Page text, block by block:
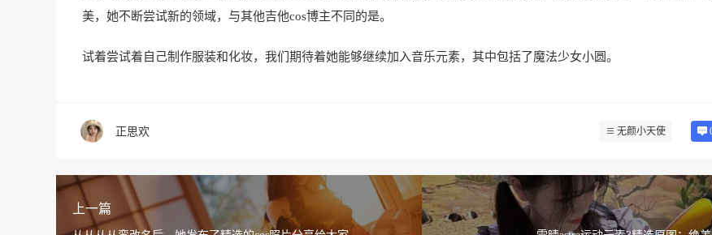
美，她不断尝试新的领域，与其他吉他cos博主不同的是。
试着尝试着自己制作服装和化妆，我们期待着她能够继续加入音乐元素，其中包括了魔法少女小圆。
正思欢 无颜小天使
上一篇